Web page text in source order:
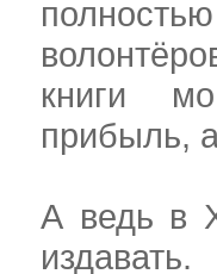
книги
прибыль,
А ведь в